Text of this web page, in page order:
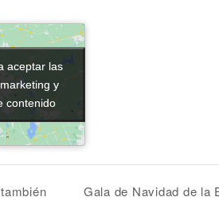
aceptar las
y
contenido
aceptar las
y
contenido
Gala de Navidad de la